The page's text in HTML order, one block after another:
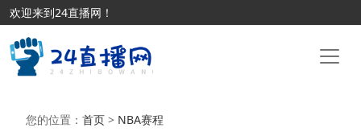
欢迎来到24直播网！
您的位置： 首页 > NBA赛程